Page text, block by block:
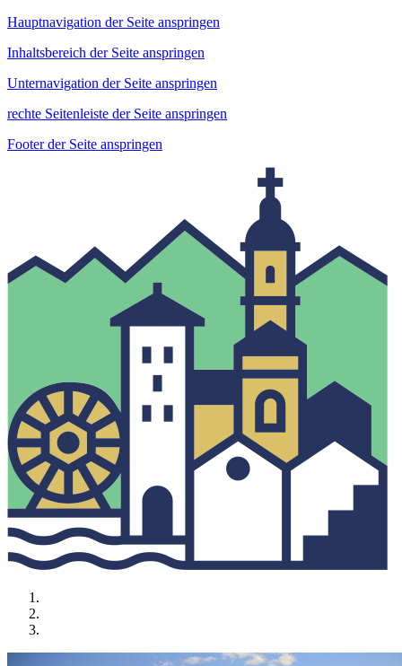
Hauptnavigation der Seite anspringen
Inhaltsbereich der Seite anspringen
Unternavigation der Seite anspringen
rechte Seitenleiste der Seite anspringen
Footer der Seite anspringen